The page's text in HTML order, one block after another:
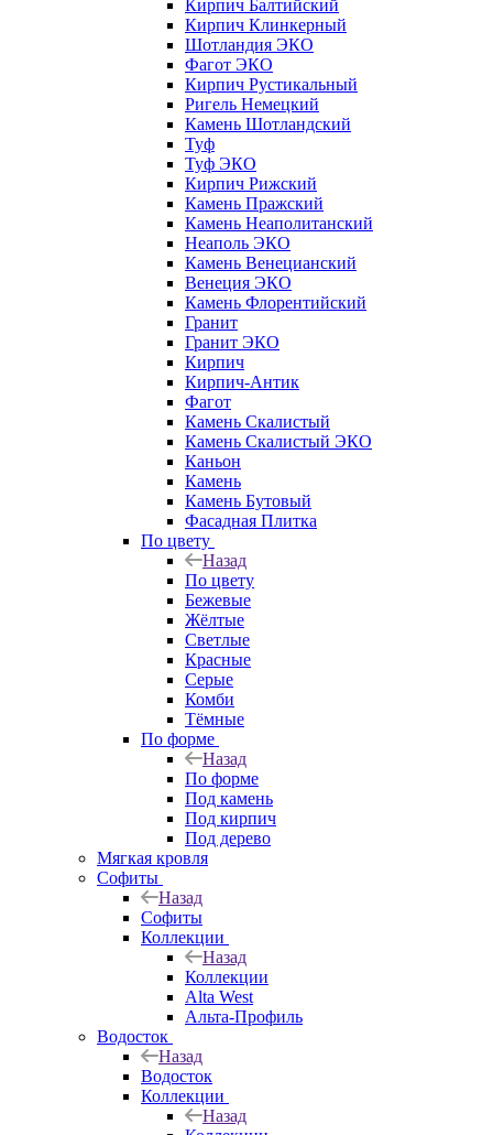
Кирпич Балтийский
Кирпич Клинкерный
Шотландия ЭКО
Фагот ЭКО
Кирпич Рустикальный
Ригель Немецкий
Камень Шотландский
Туф
Туф ЭКО
Кирпич Рижский
Камень Пражский
Камень Неаполитанский
Неаполь ЭКО
Камень Венецианский
Венеция ЭКО
Камень Флорентийский
Гранит
Гранит ЭКО
Кирпич
Кирпич-Антик
Фагот
Камень Скалистый
Камень Скалистый ЭКО
Каньон
Камень
Камень Бутовый
Фасадная Плитка
По цвету
Назад
По цвету
Бежевые
Жёлтые
Светлые
Красные
Серые
Комби
Тёмные
По форме
Назад
По форме
Под камень
Под кирпич
Под дерево
Мягкая кровля
Софиты
Назад
Софиты
Коллекции
Назад
Коллекции
Alta West
Альта-Профиль
Водосток
Назад
Водосток
Коллекции
Назад